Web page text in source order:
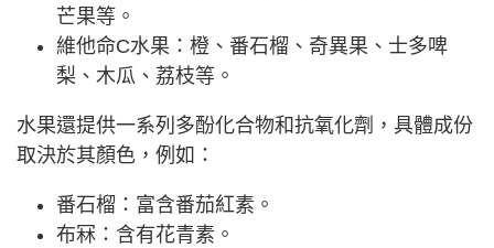
芒果等。
維他命C水果：橙、番石榴、奇異果、士多啤
梨、木瓜、荔枝等。
水果還提供一系列多酚化合物和抗氧化劑，具體成份
取決於其顏色，例如：
番石榴：富含番茄紅素。
布冧：含有花青素。